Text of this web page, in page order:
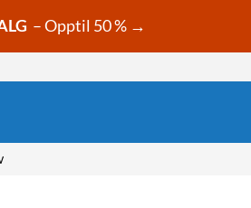
– Opptil 50 % →